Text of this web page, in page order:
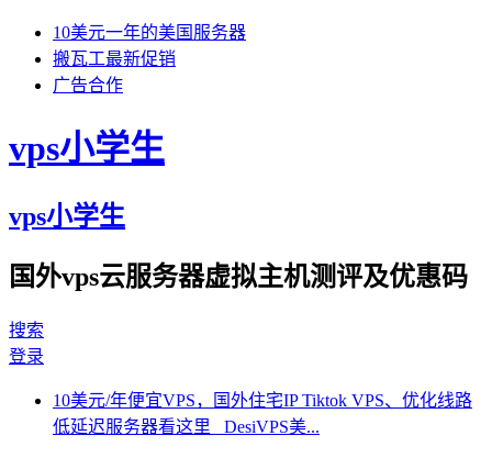
10美元一年的美国服务器
搬瓦工最新促销
广告合作
vps小学生
vps小学生
国外vps云服务器虚拟主机测评及优惠码
搜索
登录
10美元/年便宜VPS，国外住宅IP Tiktok VPS、优化线路
低延迟服务器看这里 DesiVPS美...